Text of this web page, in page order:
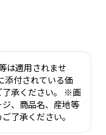
は適用されませ
付されている価
了承ください。 ※画
、商品名、産地等
了承ください。